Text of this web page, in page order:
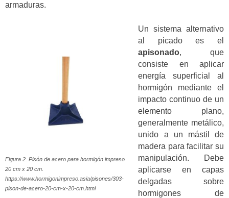
armaduras.
Figura 2. Pisón de acero para hormigón impreso
20 cm x 20 cm.
https://www.hormigonimpreso.asia/pisones/303-
pison-de-acero-20-cm-x-20-cm.html
Un sistema alternativo
al picado es el
apisonado, que
consiste en aplicar
energía superficial al
hormigón mediante el
impacto continuo de un
elemento plano,
generalmente metálico,
unido a un mástil de
madera para facilitar su
manipulación. Debe
aplicarse en capas
delgadas sobre
hormigones de